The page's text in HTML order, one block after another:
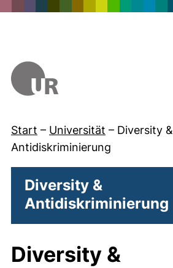
Start – Universität – Diversity &
Antidiskriminierung
Diversity &
Antidiskriminierung
Diversity &